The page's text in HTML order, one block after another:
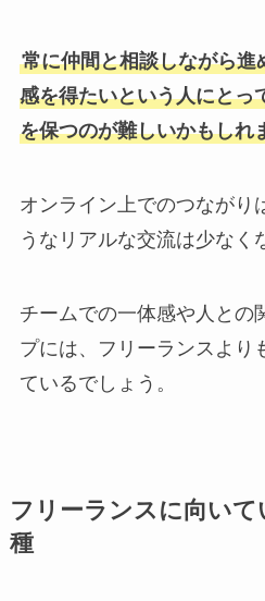
常に仲間と相談しながら進
感を得たいという人にとっ
を保つのが難しいかもしれ
オンライン上でのつながり
うなリアルな交流は少なく
チームでの一体感や人との
プには、フリーランスより
ているでしょう。
フリーランスに向い
種